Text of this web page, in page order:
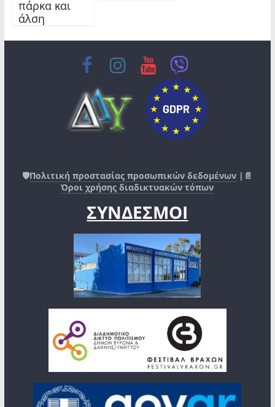
πάρκα και
άλση
🛡️Πολιτική προστασίας προσωπικών δεδομένων |📄
Όροι χρήσης διαδικτυακών τόπων
ΣΥΝΔΕΣΜΟΙ